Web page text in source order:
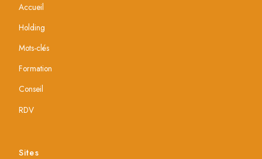
Accueil
Holding
Mots-clés
Formation
Conseil
RDV
Sites